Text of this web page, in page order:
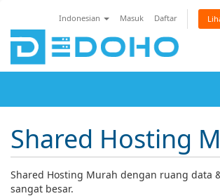
Indonesian Masuk Daftar
Shared Hosting
Shared Hosting Murah dengan ruang data
sangat besar.